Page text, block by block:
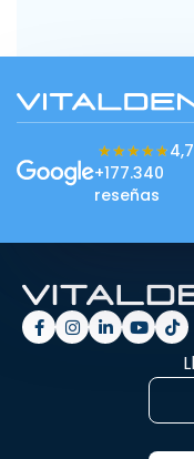
★★★★★
★★★★★
+177.340
reseñas